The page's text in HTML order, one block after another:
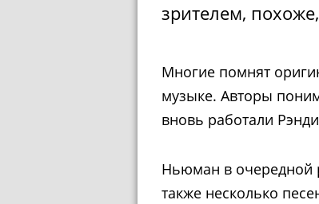
зрителем,
Многие помнят
музыке. Авторы
вновь работали
Ньюман в очередной
также несколько